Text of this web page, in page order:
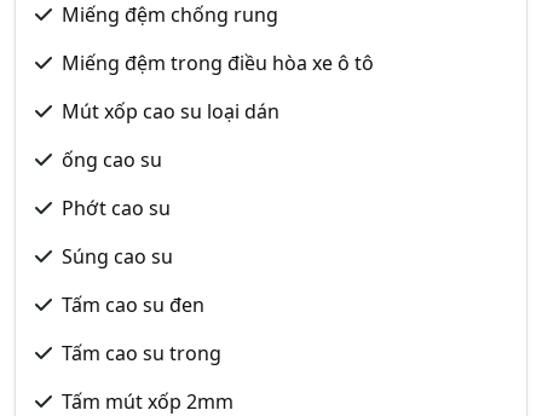
Miếng đệm chống rung
Miếng đệm trong điều hòa xe ô tô
Mút xốp cao su loại dán
ống cao su
Phớt cao su
Súng cao su
Tấm cao su đen
Tấm cao su trong
Tấm mút xốp 2mm